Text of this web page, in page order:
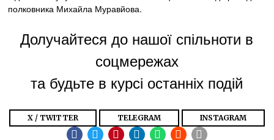
полковника Михайла Муравйова.
Долучайтеся до нашої спільноти в
соцмережах
та будьте в курсі останніх подій
X / TWITTER TELEGRAM INSTAGRAM